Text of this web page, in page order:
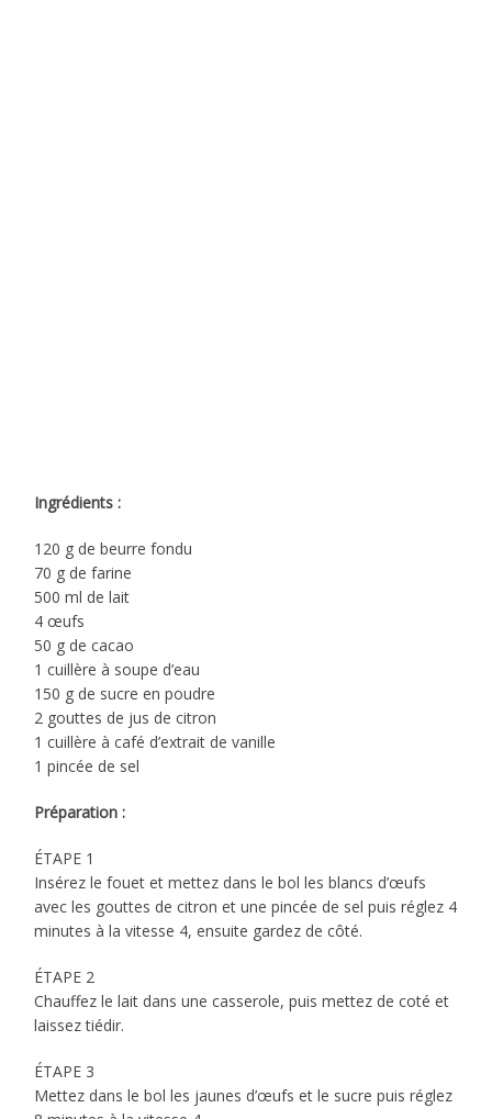
Ingrédients :
120 g de beurre fondu
70 g de farine
500 ml de lait
4 œufs
50 g de cacao
1 cuillère à soupe d’eau
150 g de sucre en poudre
2 gouttes de jus de citron
1 cuillère à café d’extrait de vanille
1 pincée de sel
Préparation :
ÉTAPE 1
Insérez le fouet et mettez dans le bol les blancs d’œufs
avec les gouttes de citron et une pincée de sel puis réglez 4
minutes à la vitesse 4, ensuite gardez de côté.
ÉTAPE 2
Chauffez le lait dans une casserole, puis mettez de coté et
laissez tiédir.
ÉTAPE 3
Mettez dans le bol les jaunes d’œufs et le sucre puis réglez